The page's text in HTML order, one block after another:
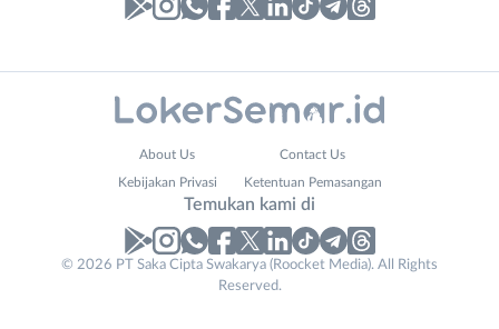
No. Telp /
About Us Contact Us
Kebijakan Privasi Ketentuan Pemasangan
Temukan kami di
© 2026 PT Saka Cipta Swakarya (Roocket Media). All Rights
Reserved.